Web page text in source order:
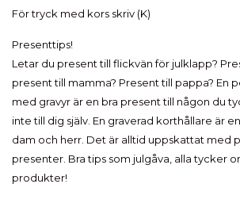
För tryck med kors skriv (K)
Presenttips!
Letar du present till flickvän för julklapp?
present till mamma? Present till pappa? En
med gravyr är en bra present till någon du
inte till dig själv. En graverad korthållare är
dam och herr. Det är alltid uppskattat med
presenter. Bra tips som julgåva, alla tycker
produkter!